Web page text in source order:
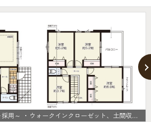
～収納豊富なプランを採用～ ・ウォークインクローゼット、土間収納など収納豊富なプランを採用。 ・今のお住まいと収納力をぜひ比較してみてください。